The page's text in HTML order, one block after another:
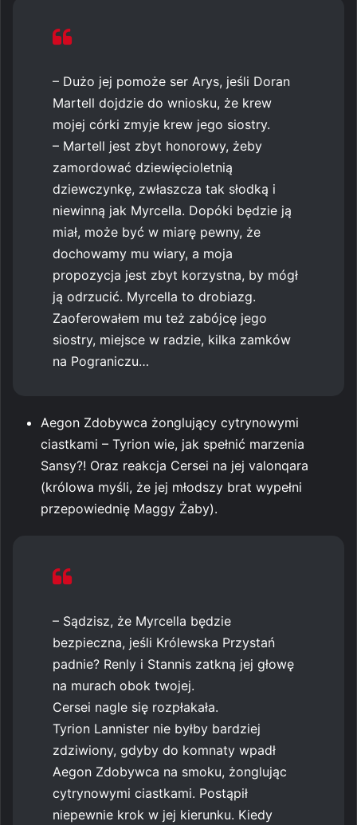
– Dużo jej pomoże ser Arys, jeśli Doran
Martell dojdzie do wniosku, że krew
mojej córki zmyje krew jego siostry.
– Martell jest zbyt honorowy, żeby
zamordować dziewięcioletnią
dziewczynkę, zwłaszcza tak słodką i
niewinną jak Myrcella. Dopóki będzie ją
miał, może być w miarę pewny, że
dochowamy mu wiary, a moja
propozycja jest zbyt korzystna, by mógł
ją odrzucić. Myrcella to drobiazg.
Zaoferowałem mu też zabójcę jego
siostry, miejsce w radzie, kilka zamków
na Pograniczu…
Aegon Zdobywca żonglujący cytrynowymi
ciastkami – Tyrion wie, jak spełnić marzenia
Sansy?! Oraz reakcja Cersei na jej valonqara
(królowa myśli, że jej młodszy brat wypełni
przepowiednię Maggy Żaby).
– Sądzisz, że Myrcella będzie
bezpieczna, jeśli Królewska Przystań
padnie? Renly i Stannis zatkną jej głowę
na murach obok twojej.
Cersei nagle się rozpłakała.
Tyrion Lannister nie byłby bardziej
zdziwiony, gdyby do komnaty wpadł
Aegon Zdobywca na smoku, żonglując
cytrynowymi ciastkami. Postąpił
niepewnie krok w jej kierunku. Kiedy